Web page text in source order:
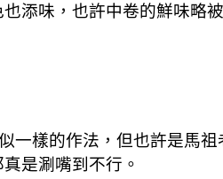
添味，也許中卷的鮮味略
一樣的作法，但也許是馬
是涮嘴到不行。